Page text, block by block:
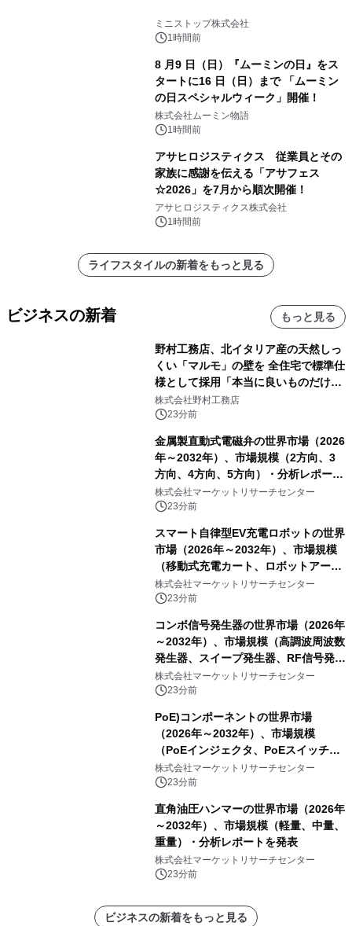
ミニストップ株式会社
1時間前
8 月9 日（日）『ムーミンの日』をス
タートに16 日（日）まで 「ムーミン
の日スペシャルウィーク」開催！
株式会社ムーミン物語
1時間前
アサヒロジスティクス 従業員とその
家族に感謝を伝える「アサフェス
☆2026」を7月から順次開催！
アサヒロジスティクス株式会社
1時間前
ライフスタイルの新着をもっと見る
ビジネスの新着 もっと見る
野村工務店、北イタリア産の天然しっ
くい「マルモ」の壁を 全住宅で標準仕
様として採用「本当に良いものだけに
こだわる」
株式会社野村工務店
23分前
金属製直動式電磁弁の世界市場（2026
年～2032年）、市場規模（2方向、3
方向、4方向、5方向）・分析レポート
を発表
株式会社マーケットリサーチセンター
23分前
スマート自律型EV充電ロボットの世界
市場（2026年～2032年）、市場規模
（移動式充電カート、ロボットアーム
式充電システム、その他）・分析レポ
ートを発表
株式会社マーケットリサーチセンター
23分前
コンボ信号発生器の世界市場（2026年
～2032年）、市場規模（高調波周波数
発生器、スイープ発生器、RF信号発生
器、その他）・分析レポートを発表
株式会社マーケットリサーチセンター
23分前
PoE)コンポーネントの世界市場
（2026年～2032年）、市場規模
（PoEインジェクタ、PoEスイッチ、
PoEスプリッタ、PoE電源供給装置
（PSE）、PoE給電機器（PD）、PoE
アダプタ、その他）・分析レポートを
発表
株式会社マーケットリサーチセンター
23分前
直角油圧ハンマーの世界市場（2026年
～2032年）、市場規模（軽量、中量、
重量）・分析レポートを発表
株式会社マーケットリサーチセンター
23分前
ビジネスの新着をもっと見る